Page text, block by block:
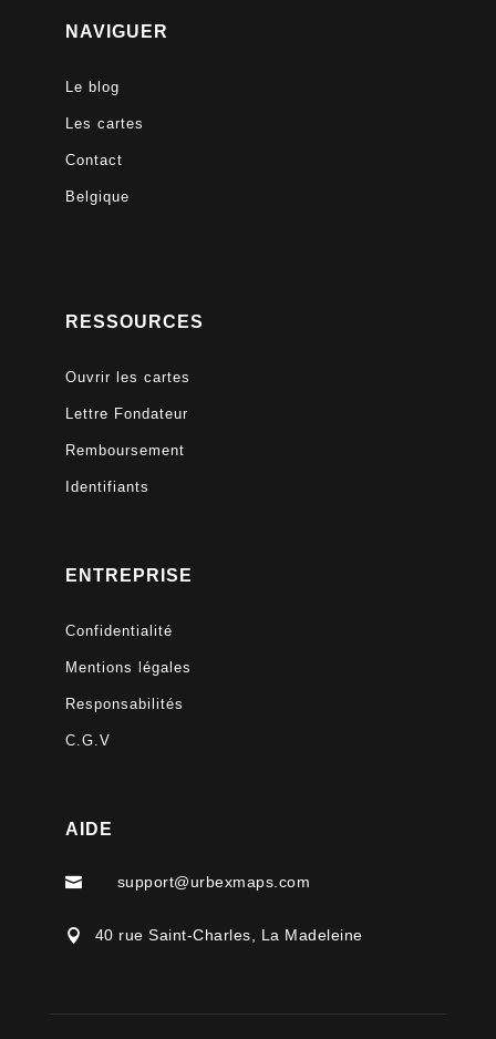
NAVIGUER
Le blog
Les cartes
Contact
Belgique
RESSOURCES
Ouvrir les cartes
Lettre Fondateur
Remboursement
Identifiants
ENTREPRISE
Confidentialité
Mentions légales
Responsabilités
C.G.V
AIDE
 support@urbexmaps.com
 40 rue Saint-Charles, La Madeleine